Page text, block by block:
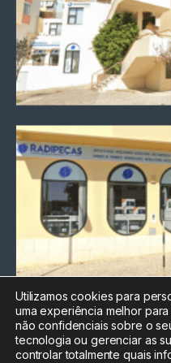
Chamada
Utilizamos cookies para
uma experiência melhor
não confidenciais sobre o
tecnologia ou gerenciar as
controlar totalmente quais